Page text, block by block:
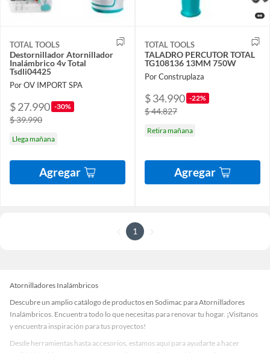
TOTAL TOOLS
Destornillador Atornillador
Inalámbrico 4v Total
Tsdli04425
Por OV IMPORT SPA
$ 27.990 -30%
$ 39.990
Llega mañana
Agregar
TOTAL TOOLS
TALADRO PERCUTOR TOTAL
TG108136 13MM 750W
Por Construplaza
$ 34.990 -22%
$ 44.827
Retira mañana
Agregar
1
Atornilladores Inalámbricos
Descubre un amplio catálogo de productos en Sodimac para Atornilladores
Inalámbricos. Encuentra todo lo que necesitas para renovar tu hogar. ¡Visítanos
y encuentra inspiración para tus proyectos!
Desde herramientas hasta accesorios, estamos aquí para ayudarte a hacer